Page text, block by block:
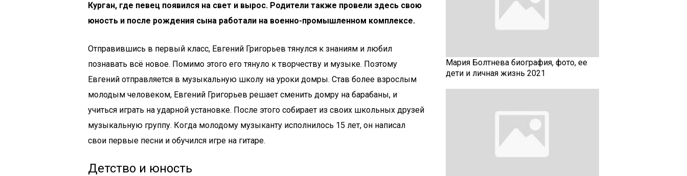
Курган, где певец появился на свет и вырос. Родители также провели здесь свою
юность и после рождения сына работали на военно-промышленном комплексе.
Отправившись в первый класс, Евгений Григорьев тянулся к знаниям и любил
познавать всё новое. Помимо этого его тянуло к творчеству и музыке. Поэтому
Евгений отправляется в музыкальную школу на уроки домры. Став более взрослым
молодым человеком, Евгений Григорьев решает сменить домру на барабаны, и
учиться играть на ударной установке. После этого собирает из своих школьных друзей
музыкальную группу. Когда молодому музыканту исполнилось 15 лет, он написал
свои первые песни и обучился игре на гитаре.
Детство и юность
Мария Болтнева биография, фото, ее
дети и личная жизнь 2021